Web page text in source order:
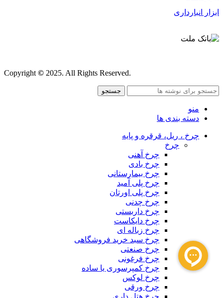
ابزار انبارداری
Copyright© 2025. All Rights Reserved.
جستجو
منو
دسته بندی ها
چرخ ، ریل، قرقره و پایه
چرخ
چرخ آهنی
چرخ بادی
چرخ بیمارستانی
چرخ پلی آمید
چرخ پلی اورتان
چرخ چدنی
چرخ داربستی
چرخ دایکاست
چرخ زباله ای
چرخ سبد خرید فروشگاهی
چرخ صنعتی
چرخ فرغونی
چرخ کمپرسوری یا ساده
چرخ لوکس
چرخ ورقی